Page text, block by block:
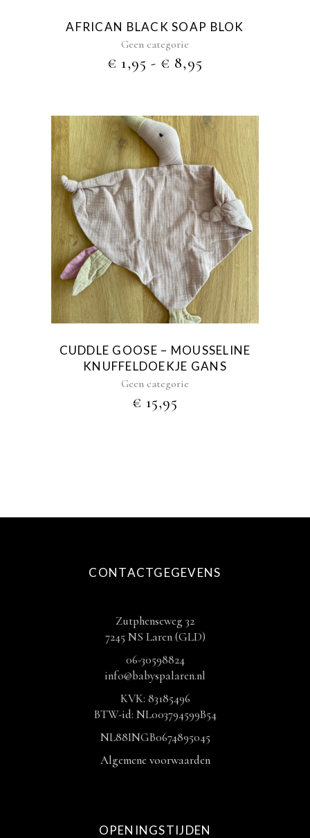
worden
op
de
AFRICAN BLACK SOAP BLOK
Geen categorie
€ 1,95 - € 8,95
Dit
product
heeft
meerdere
variaties.
Deze
optie
kan
worden
op
de
productpagina
CUDDLE GOOSE – MOUSSELINE
KNUFFELDOEKJE GANS
Geen categorie
€ 15,95
CONTACTGEGEVENS
Zutphenseweg 32
7245 NS Laren (GLD)
06-30598824
info@babyspalaren.nl
KVK: 83185496
BTW-id: NL003794599B54
NL88INGB0674895045
Algemene voorwaarden
OPENINGSTIJDEN